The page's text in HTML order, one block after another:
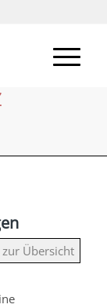
Übersicht